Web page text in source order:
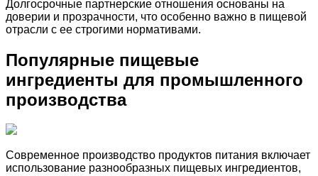
Долгосрочные партнерские отношения основаны на
доверии и прозрачности, что особенно важно в пищевой
отрасли с ее строгими нормативами.
Популярные пищевые
ингредиенты для промышленного
производства
Современное производство продуктов питания включает
использование разнообразных пищевых ингредиентов,